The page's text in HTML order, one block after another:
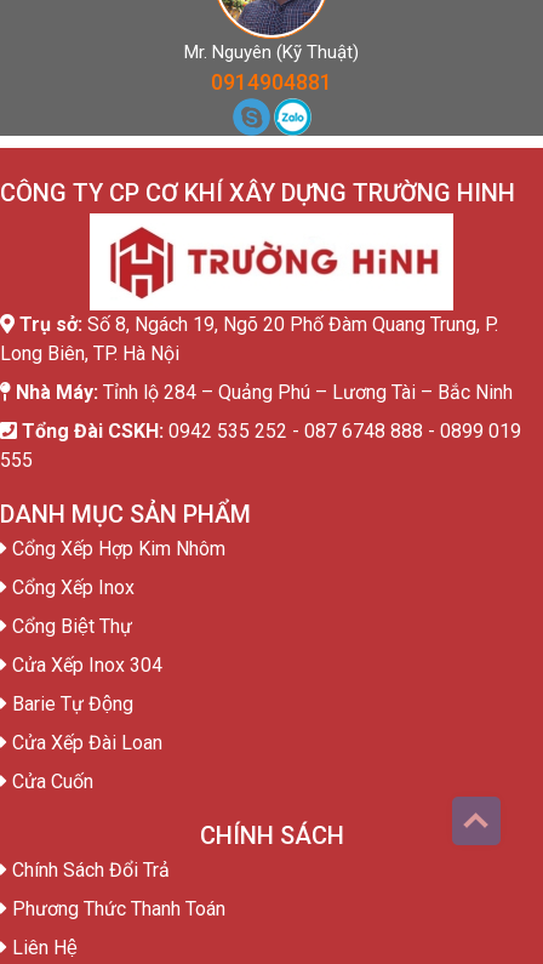
Mr. Nguyên (Kỹ Thuật)
0914904881
CÔNG TY CP CƠ KHÍ XÂY DỰNG TRƯỜNG HINH
Trụ sở: Số 8, Ngách 19, Ngõ 20 Phố Đàm Quang Trung, P.
Long Biên, TP. Hà Nội
Nhà Máy: Tỉnh lộ 284 – Quảng Phú – Lương Tài – Bắc Ninh
Tổng Đài CSKH: 0942 535 252 - 087 6748 888 - 0899 019
555
DANH MỤC SẢN PHẨM
Cổng Xếp Hợp Kim Nhôm
Cổng Xếp Inox
Cổng Biệt Thự
Cửa Xếp Inox 304
Barie Tự Động
Cửa Xếp Đài Loan
Cửa Cuốn
CHÍNH SÁCH
Chính Sách Đổi Trả
Phương Thức Thanh Toán
Liên Hệ